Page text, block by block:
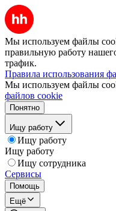
Мы используем файлы
правильную работу
трафик.
Правила использования
Мы используем файлы
файлов cookie
Понятно
Ищу работу
Ищу работу
Ищу работу
Ищу сотрудника
Сервисы
Помощь
Ещё